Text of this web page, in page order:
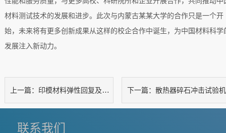
材料测试技术的发展和进步。此次与内蒙古某某大学的合作只是一个开
始，未来将有更多创新成果从这样的校企合作中诞生，为中国材料科学
发展注入新动力。
上一篇： 印模材料弹性回复及压应变试验仪 下一篇： 散热器碎石冲击试验机
联系我们